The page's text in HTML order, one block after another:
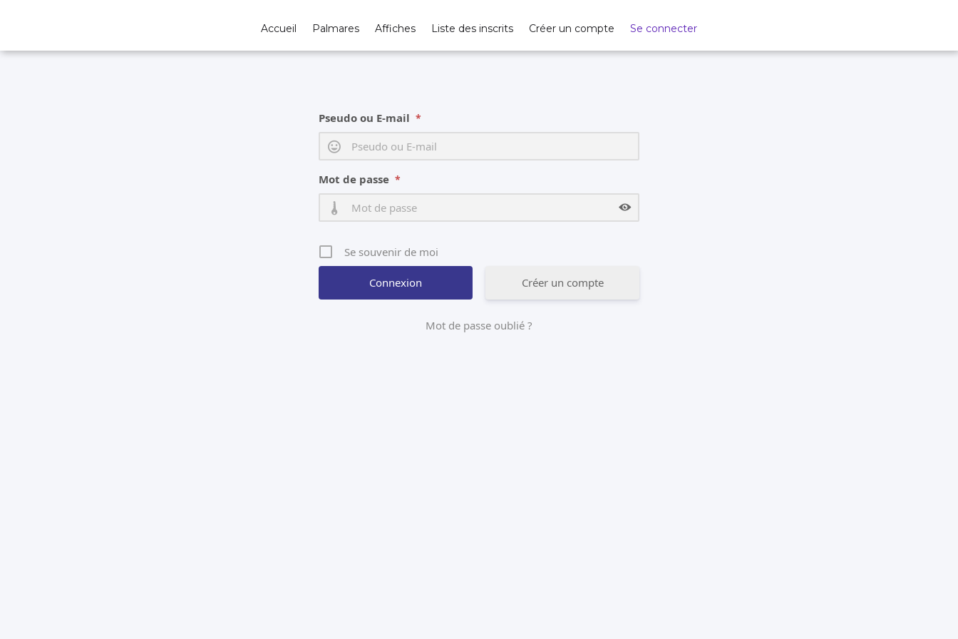
Accueil Palmares Affiches Liste des inscrits Créer un compte Se connecter
Se connecter
Pseudo ou E-mail *
Mot de passe *
Se souvenir de moi
Créer un compte
Mot de passe oublié ?